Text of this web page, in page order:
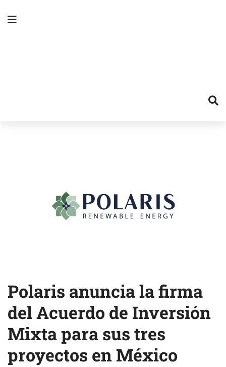
Polaris anuncia la firma
del Acuerdo de Inversión
Mixta para sus tres
proyectos en México